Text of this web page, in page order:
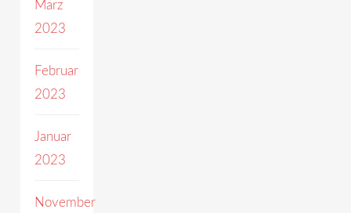
März
2023
Februar
2023
Januar
2023
November